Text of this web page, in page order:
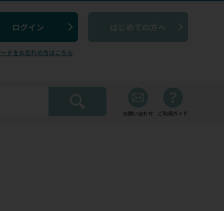
ドをお忘れの方はこちら
はじめての方へ
お問い合わせ ご利用ガイド